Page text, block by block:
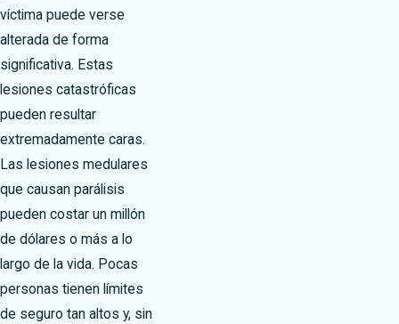
víctima puede verse
alterada de forma
significativa. Estas
lesiones catastróficas
pueden resultar
extremadamente caras.
Las lesiones medulares
que causan parálisis
pueden costar un millón
de dólares o más a lo
largo de la vida. Pocas
personas tienen límites
de seguro tan altos y, sin